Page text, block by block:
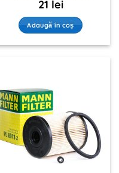
21 lei
Adaugă în coș